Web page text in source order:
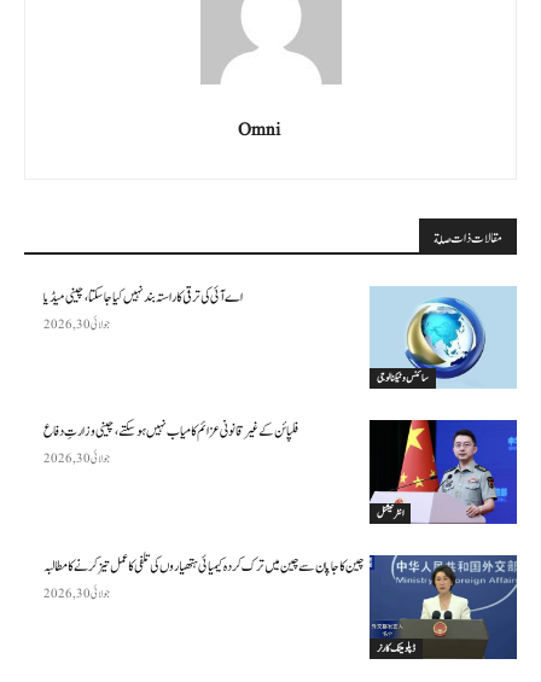
Omni
مقالات ذات صلة
سائنس وٹیکنالوجی
اے آئی کی ترقی کا راستہ بند نہیں کیا جا سکتا، چینی میڈیا
جولائی 30, 2026
انٹرنیشنل
فلپائن کے غیر قانونی عزائم کامیاب نہیں ہو سکتے ، چینی وزارتِ دفاع
جولائی 30, 2026
ڈپلومیٹک کارنر
چین کا جاپان سے چین میں ترک کردہ کیمیائی ہتھیاروں کی تلفی کا عمل تیز کرنے کا مطالبہ
جولائی 30, 2026